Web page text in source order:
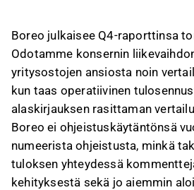
Boreo julkaisee Q4-raporttinsa
Odotamme konsernin
yritysostojen ansiosta noin
kun taas operatiivinen
alaskirjauksen rasittaman
Boreo ei ohjeistuskäytäntönsä
numeerista ohjeistusta, minkä
tuloksen yhteydessä
kehityksestä sekä jo aiemmin